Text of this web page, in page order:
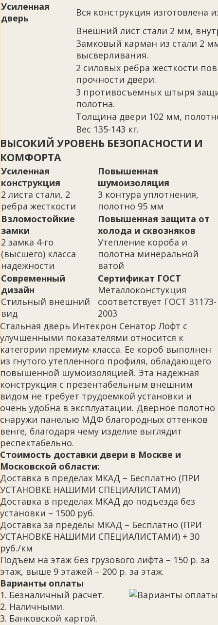
Усиленная
дверь
Вся конструкция изготовлена
Внешний лист стали 2 мм,
Замковый карман из стали 2
высверливания.
2 силовых ребра жесткости
прочности двери.
3 противосъемных штыря
полотна.
Толщина двери 102 мм,
Вес 135-143 кг.
ВЫСОКИЙ УРОВЕНЬ БЕЗОПАСНОСТИ И
КОМФОРТА
Усиленная
конструкция
2 листа стали, 2
ребра жесткости
Повышенная
шумоизоляция
3 контура уплотнения,
полотно 95 мм
Взломостойкие
замки
2 замка 4-го
(высшего) класса
надежности
Повышенная защита от
холода и сквозняков
Утепление короба и
полотна минеральной
ватой
Современный
дизайн
Стильный внешний
вид
Сертификат ГОСТ
Металлоконстукция
соответствует ГОСТ 31173-
2003
Стальная дверь Интекрон Сенатор Лофт с
улучшенными показателями относится к
категории премиум-класса. Ее короб выполнен
из гнутого утепленного профиля, обладающего
повышенной шумоизоляцией. Эта надежная
конструкция с презентабельным внешним
видом не требует трудоемкой установки и
очень удобна в эксплуатации. Дверное полотно
снаружи панелью МДФ благородных оттенков
венге, благодаря чему изделие выглядит
респектабельно.
Стоимость доставки двери в Москве и
Московской области:
Доставка в пределах МКАД – Бесплатно (ПРИ
УСТАНОВКЕ НАШИМИ СПЕЦИАЛИСТАМИ)
Доставка в пределах МКАД до подъезда без
установки – 1500 руб.
Доставка за пределы МКАД – Бесплатно (ПРИ
УСТАНОВКЕ НАШИМИ СПЕЦИАЛИСТАМИ) + 30
руб./км
Подъем на этаж без грузового лифта – 150 р. за
этаж, выше 9 этажей – 200 р. за этаж.
Варианты оплаты
1. Безналичный расчет.
2. Наличными.
3. Банковской картой.